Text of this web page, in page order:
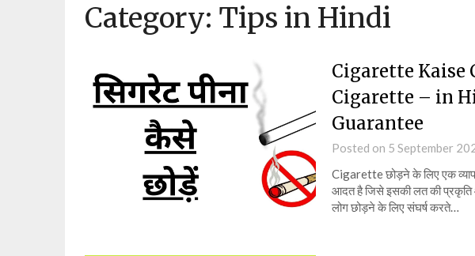
Category: Tips in Hindi
Cigarette Kaise
Cigarette – in
Guarantee
Posted on 5 September
Cigarette छोड़ने के लिए एक
आदत है जिसे इसकी लत की प्रकृति
लोग छोड़ने के लिए संघर्ष करते…